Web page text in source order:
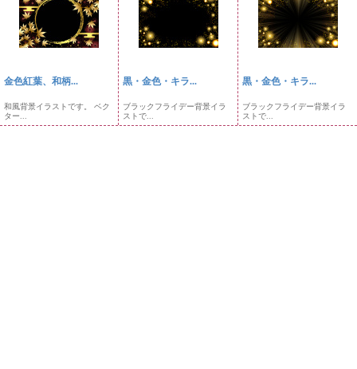
金色紅葉、和柄...
和風背景イラストです。 ベク
ター...
黒・金色・キラ...
ブラックフライデー背景イラ
ストで...
黒・金色・キラ...
ブラックフライデー背景イラ
ストで...